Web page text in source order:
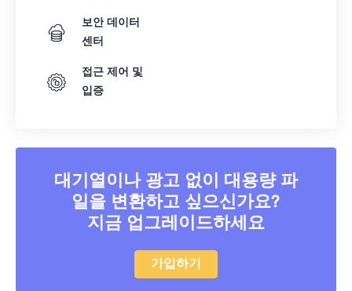
보안 데이터
센터
접근 제어 및
입증
대기열이나 광고 없이 대용량 파
일을 변환하고 싶으신가요?
지금 업그레이드하세요
가입하기